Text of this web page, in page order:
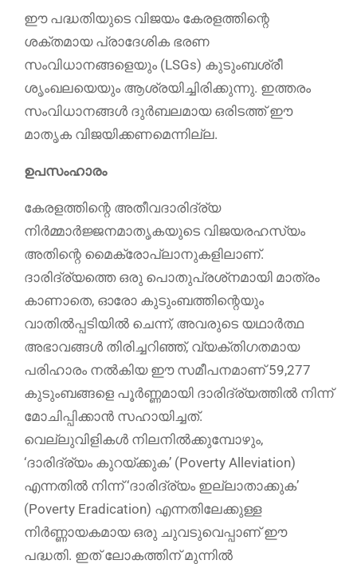
ഈ പദ്ധതിയുടെ വിജയം കേരളത്തിന്റെ
ശക്തമായ പ്രാദേശിക ഭരണ
സംവിധാനങ്ങളെയും (LSGs) കുടുംബശ്രീ
ശൃംഖലയെയും ആശ്രയിച്ചിരിക്കുന്നു. ഇത്തരം
സംവിധാനങ്ങൾ ദുർബലമായ ഒരിടത്ത് ഈ
മാതൃക വിജയിക്കണമെന്നില്ല.
ഉപസംഹാരം
കേരളത്തിന്റെ അതീവദാരിദ്ര്യ
നിർമ്മാർജ്ജനമാതൃകയുടെ വിജയരഹസ്യം
അതിന്റെ മൈക്രോപ്ലാനുകളിലാണ്.
ദാരിദ്ര്യത്തെ ഒരു പൊതുപ്രശ്‌നമായി മാത്രം
കാണാതെ, ഓരോ കുടുംബത്തിന്റെയും
വാതിൽപ്പടിയിൽ ചെന്ന്, അവരുടെ യഥാർത്ഥ
അഭാവങ്ങൾ തിരിച്ചറിഞ്ഞ്, വ്യക്തിഗതമായ
പരിഹാരം നൽകിയ ഈ സമീപനമാണ് 59,277
കുടുംബങ്ങളെ പൂർണ്ണമായി ദാരിദ്ര്യത്തിൽ നിന്ന്
മോചിപ്പിക്കാൻ സഹായിച്ചത്.
വെല്ലുവിളികൾ നിലനിൽക്കുമ്പോഴും,
‘ദാരിദ്ര്യം കുറയ്ക്കുക’ (Poverty Alleviation)
എന്നതിൽ നിന്ന് ‘ദാരിദ്ര്യം ഇല്ലാതാക്കുക’
(Poverty Eradication) എന്നതിലേക്കുള്ള
നിർണ്ണായകമായ ഒരു ചുവടുവെപ്പാണ് ഈ
പദ്ധതി. ഇത് ലോകത്തിന് മുന്നിൽ